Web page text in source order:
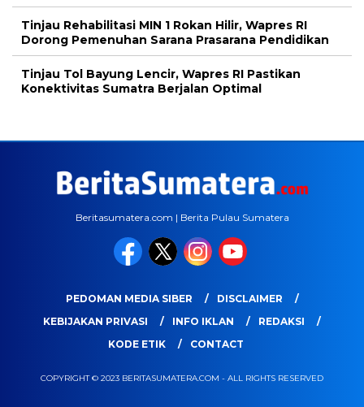
Tinjau Rehabilitasi MIN 1 Rokan Hilir, Wapres RI
Dorong Pemenuhan Sarana Prasarana Pendidikan
Tinjau Tol Bayung Lencir, Wapres RI Pastikan
Konektivitas Sumatra Berjalan Optimal
Beritasumatera.com | Berita Pulau Sumatera
PEDOMAN MEDIA SIBER
DISCLAIMER
KEBIJAKAN PRIVASI
INFO IKLAN
REDAKSI
KODE ETIK
CONTACT
COPYRIGHT © 2023 BERITASUMATERA.COM - ALL RIGHTS RESERVED